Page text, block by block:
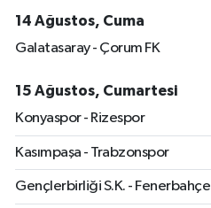
14 Ağustos, Cuma
Galatasaray - Çorum FK
15 Ağustos, Cumartesi
Konyaspor - Rizespor
Kasımpaşa - Trabzonspor
Gençlerbirliği S.K. - Fenerbahçe